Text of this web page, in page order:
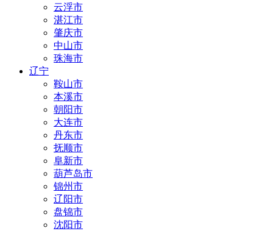
云浮市
湛江市
肇庆市
中山市
珠海市
辽宁
鞍山市
本溪市
朝阳市
大连市
丹东市
抚顺市
阜新市
葫芦岛市
锦州市
辽阳市
盘锦市
沈阳市